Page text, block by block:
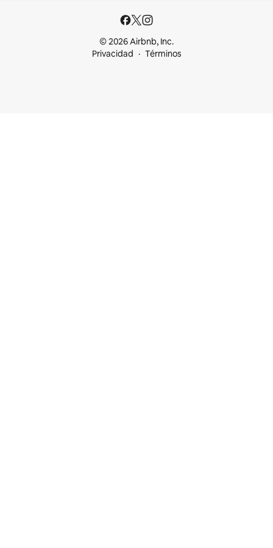
© 2026 Airbnb, Inc.
Privacidad
Términos